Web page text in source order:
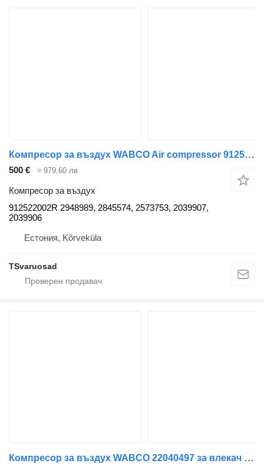
Компресор за въздух WABCO Air compressor 912522002R за влекач Scania
500 € ≈ 979,60 лв.
Компресор за въздух
912522002R 2948989, 2845574, 2573753, 2039907,
2039906
Естония, Kõrveküla
TSvaruosad
Компресор за въздух WABCO 22040497 за влекач VOLVO, RENAULT